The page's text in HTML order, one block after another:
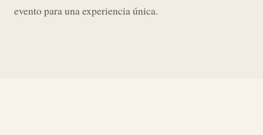
evento para una experiencia única.